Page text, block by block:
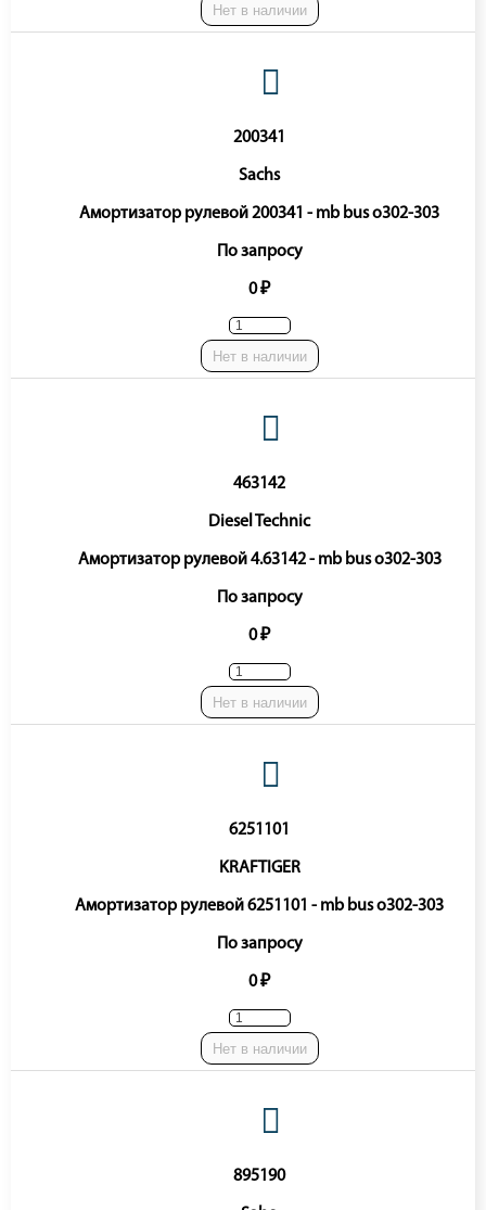
Нет в наличии
200341
Sachs
Амортизатор рулевой 200341 - mb bus o302-303
По запросу
0 ₽
Нет в наличии
463142
Diesel Technic
Амортизатор рулевой 4.63142 - mb bus o302-303
По запросу
0 ₽
Нет в наличии
6251101
KRAFTIGER
Амортизатор рулевой 6251101 - mb bus o302-303
По запросу
0 ₽
Нет в наличии
895190